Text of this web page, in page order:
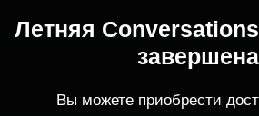
трансляции и файлам презентаций обоих
После оплаты на указанную Вами почту
записей трансляции возможен только с одного
устройства единовременно.